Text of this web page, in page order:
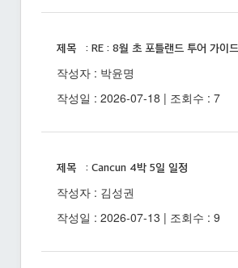
제목 : RE : 8월 초 포틀랜드 투어 가이
작성자 : 박윤명
작성일 : 2026-07-18 | 조회수 : 7
제목 : Cancun 4박 5일 일정
작성자 : 김성권
작성일 : 2026-07-13 | 조회수 : 9